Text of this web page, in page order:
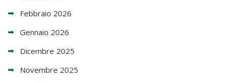
Febbraio 2026
Gennaio 2026
Dicembre 2025
Novembre 2025